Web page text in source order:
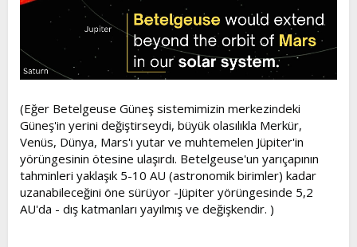
(Eğer Betelgeuse Güneş sistemimizin merkezindeki
Güneş'in yerini değiştirseydi, büyük olasılıkla Merkür,
Venüs, Dünya, Mars'ı yutar ve muhtemelen Jüpiter'in
yörüngesinin ötesine ulaşırdı. Betelgeuse'un yarıçapının
tahminleri yaklaşık 5-10 AU (astronomik birimler) kadar
uzanabileceğini öne sürüyor -Jüpiter yörüngesinde 5,2
AU'da - dış katmanları yayılmış ve değişkendir. )